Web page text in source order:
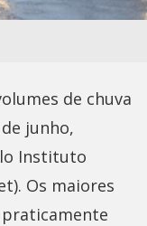
de chuva
junho,
Instituto
Os maiores
praticamente